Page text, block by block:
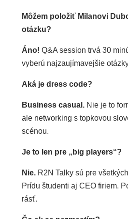
Môžem položiť Milanovi
otázku?
Áno! Q&A session trvá 30
vyberú najzaujímavejšie
Aká je dress code?
Business casual.Nie je to
ale networking s topkovou
scénou.
Je to len pre „big players“?
Nie.R2N Talky sú pre
Prídu študenti aj CEO firiem.
rásť.